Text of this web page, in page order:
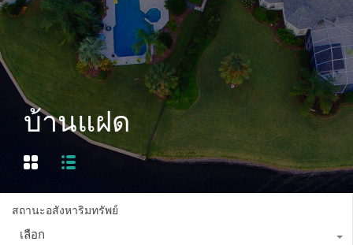
บ้านแฝด
สถานะอสังหาริมทรัพย์
เลือก